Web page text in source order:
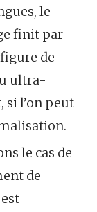
le
finit par
de
ultra-
si l’on peut
le cas de
de